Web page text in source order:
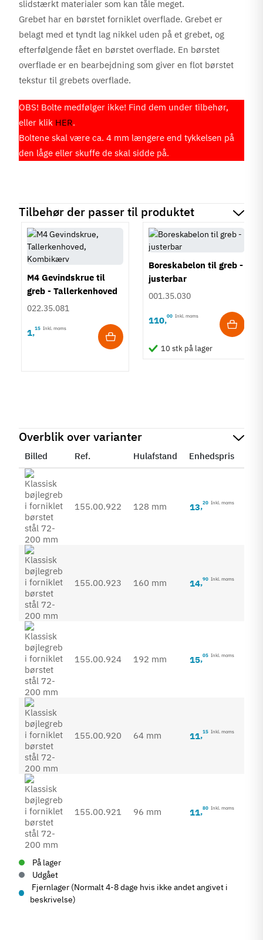
slidstærkt materialer som kan tåle meget.
Grebet har en børstet forniklet overflade. Grebet er
belagt med et tyndt lag nikkel uden på et grebet, og
efterfølgende fået en børstet overflade. En børstet
overflade er en bearbejdning som giver en flot børstet
tekstur til grebets overflade.
OBS! Bolte medfølger ikke! Find dem under tilbehør,
eller klik HER.
Boltene skal være ca. 4 mm længere end tykkelsen på
den låge eller skuffe de skal sidde på.
Tilbehør der passer til produktet
M4 Gevindskrue til
greb - Tallerkenhoved
- Krydskærv
022.35.081
1,15 Inkl. moms
Boreskabelon til greb -
justerbar
001.35.030
110,00 Inkl. moms
10 stk på lager
Overblik over varianter
Billed Ref. Hulafstand Enhedspris
155.00.922 128 mm 13,20 Inkl. moms
155.00.923 160 mm 14,90 Inkl. moms
155.00.924 192 mm 15,05 Inkl. moms
155.00.920 64 mm 11,15 Inkl. moms
155.00.921 96 mm 11,80 Inkl. moms
På lager
Udgået
Fjernlager (Normalt 4-8 dage hvis ikke andet angivet i
beskrivelse)